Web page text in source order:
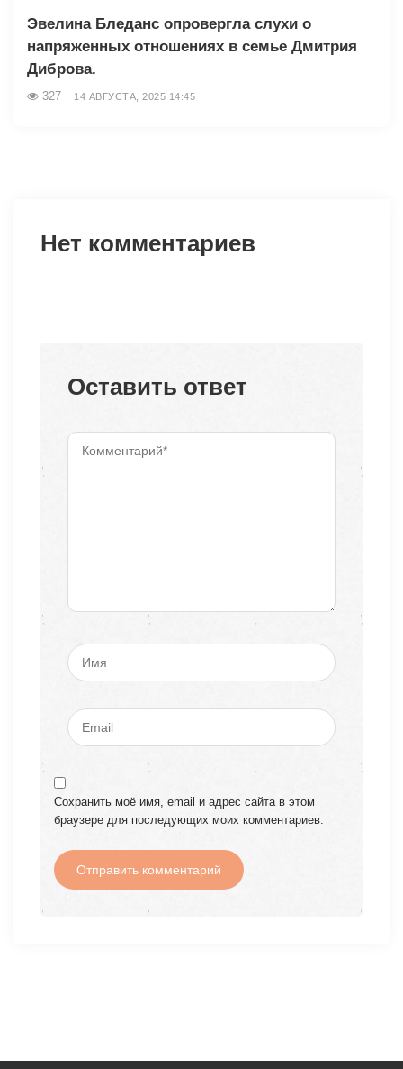
Эвелина Бледанс опровергла слухи о
напряженных отношениях в семье Дмитрия
Диброва.
327 14 АВГУСТА, 2025 14:45
Нет комментариев
Оставить ответ
Сохранить моё имя, email и адрес сайта в этом
браузере для последующих моих комментариев.